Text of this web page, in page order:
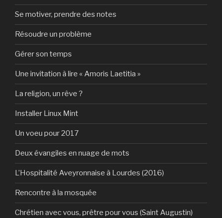
Se motiver, prendre des notes
Résoudre un problème
Gérer son temps
Une invitation à lire « Amoris Laetitia »
La religion, un rêve ?
Installer Linux Mint
Un voeu pour 2017
Deux évangiles en nuage de mots
L’Hospitalité Aveyronnaise à Lourdes (2016)
Rencontre à la mosquée
Chrétien avec vous, prêtre pour vous (Saint Augustin)